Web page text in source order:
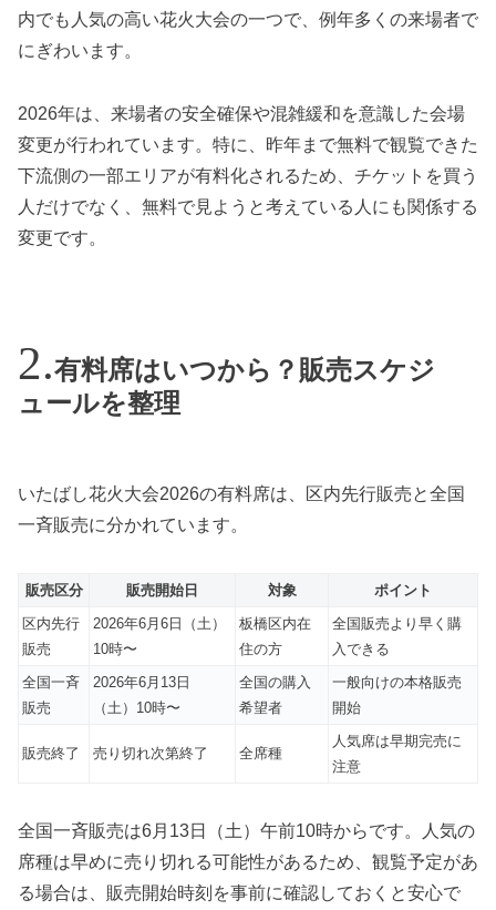
内でも人気の高い花火大会の一つで、例年多くの来場者で
にぎわいます。
2026年は、来場者の安全確保や混雑緩和を意識した会場
変更が行われています。特に、昨年まで無料で観覧できた
下流側の一部エリアが有料化されるため、チケットを買う
人だけでなく、無料で見ようと考えている人にも関係する
変更です。
有料席はいつから？販売スケジ
ュールを整理
いたばし花火大会2026の有料席は、区内先行販売と全国
一斉販売に分かれています。
販売区分 販売開始日 対象
ポイント
区内先行
販売
2026年6月6日（土）
10時〜
板橋区内在
住の方
全国販売より早く購
入できる
全国一斉
販売
2026年6月13日
（土）10時〜
全国の購入
希望者
一般向けの本格販売
開始
販売終了 売り切れ次第終了 全席種
人気席は早期完売に
注意
全国一斉販売は6月13日（土）午前10時からです。人気の
席種は早めに売り切れる可能性があるため、観覧予定があ
る場合は、販売開始時刻を事前に確認しておくと安心で